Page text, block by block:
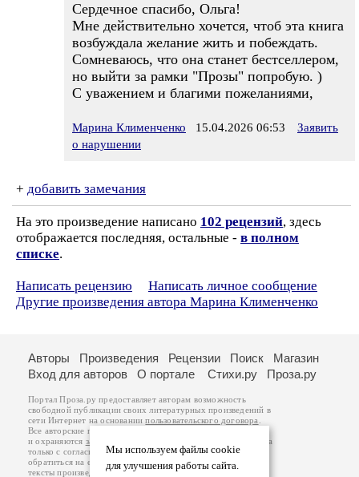
Сердечное спасибо, Ольга!
Мне действительно хочется, чтоб эта книга
возбуждала желание жить и побеждать.
Сомневаюсь, что она станет бестселлером,
но выйти за рамки "Прозы" попробую. )
С уважением и благими пожеланиями,
Марина Клименченко 15.04.2026 06:53
Заявить
о нарушении
+ добавить замечания
На это произведение написано 102 рецензий, здесь
отображается последняя, остальные - в полном
списке.
Написать рецензию
Написать личное сообщение
Другие произведения автора Марина Клименченко
Мы используем файлы cookie
для улучшения работы сайта.
Авторы Произведения Рецензии Поиск
Магазин
Вход для авторов
О портале Стихи.ру Проза.ру
Портал Проза.ру предоставляет авторам возможность
свободной публикации своих литературных произведений в
сети Интернет на основаниипользовательского договора
Все авторские права на произведения принадлежат авторам
и охраняются законом
. Перепечатка произведений возможна
только с согласия его автора, к которому вы можете
обратиться на его авторской странице. Ответственность за
тексты произведений авторы несут самостоятельно на